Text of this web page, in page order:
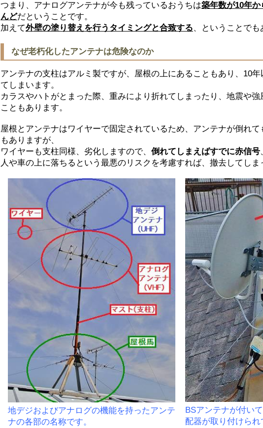
つまり、アナログアンテナが今も残っているおうちは築年数が10年
んどだということです。
加えて外壁の塗り替えを行うタイミングと合致する、ということでも
なぜ老朽化したアンテナは危険なのか
アンテナの支柱はアルミ製ですが、屋根の上にあることもあり、10
てしまいます。
カラスやハトがとまった際、重みにより折れてしまったり、地震や強
こともあります。
屋根とアンテナはワイヤーで固定されているため、アンテナが倒れ
もありますが、
ワイヤーも支柱同様、劣化しますので、 倒れてしまえばすでに赤信号
人や車の上に落ちるという最悪のリスクを考慮すれば、撤去してしま
地デジおよびアナログの機能を持ったアンテ
ナの各部の名称です。
BSアンテナが付い
配器が取り付けられ